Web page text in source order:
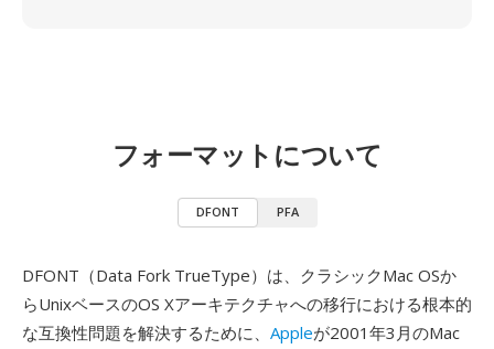
フォーマットについて
DFONT PFA
DFONT（Data Fork TrueType）は、クラシックMac OSか
らUnixベースのOS Xアーキテクチャへの移行における根本的
な互換性問題を解決するために、 Appleが2001年3月のMac